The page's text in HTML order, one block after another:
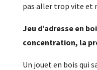
pas aller trop vite et
Jeu d’adresse en
concentration, la
Un jouet en bois qui